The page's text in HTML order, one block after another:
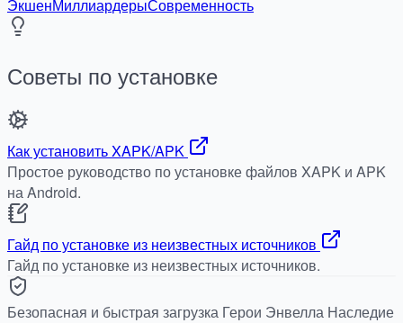
ЭкшенМиллиардерыСовременность
Советы по установке
Как установить XAPK/APK
Простое руководство по установке файлов XAPK и APK
на Android.
Гайд по установке из неизвестных источников
Гайд по установке из неизвестных источников.
Безопасная и быстрая загрузка Герои Энвелла Наследие